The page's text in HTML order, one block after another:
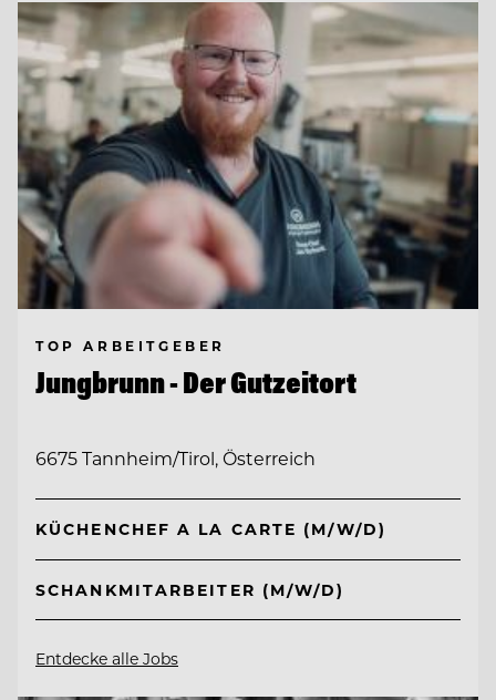
TOP ARBEITGEBER
Jungbrunn - Der Gutzeitort
6675 Tannheim/Tirol, Österreich
KÜCHENCHEF A LA CARTE (M/W/D)
SCHANKMITARBEITER (M/W/D)
Entdecke alle Jobs